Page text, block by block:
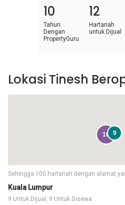
10
Tahun
Dengan
PropertyGuru
12
Hartanah
untuk Dijual
Kuala Lumpur
9 Untuk Dijual, 9 Untuk Disewa
Sehingga 100 hartanah dengan alamat
10 9
Lokasi Tinesh